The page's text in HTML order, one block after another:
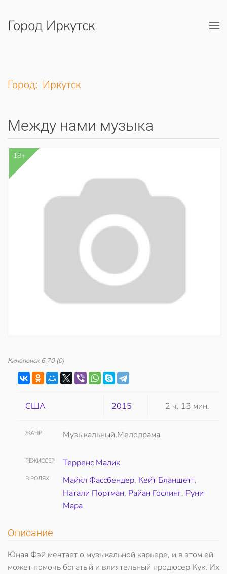
Перейти к содержимому
Город Иркутск
Город: Иркутск
Между нами музыка
18+
Кинопоиск 6.70(0)
США 2015 2 ч. 13 мин.
ЖАНР Музыкальный,Мелодрама
РЕЖИССЕР Терренс Малик
В РОЛЯХ Майкл Фассбендер, Кейт Бланшетт,
Натали Портман, Райан Гослинг, Руни
Мара
Описание
Юная Фэй мечтает о музыкальной карьере, и в этом ей
может помочь богатый и влиятельный продюсер Кук. Их